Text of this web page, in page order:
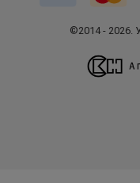
©2014 - 2026.